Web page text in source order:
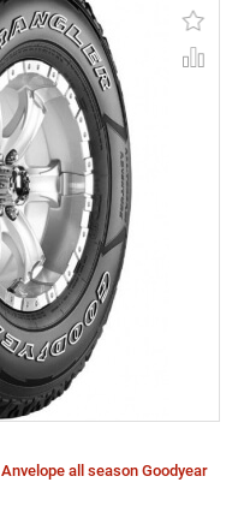
Anvelope all season Goodyear